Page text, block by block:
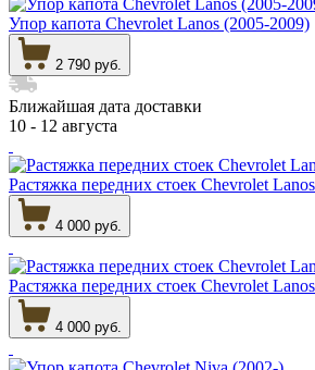
Упор капота Chevrolet Lanos (2005-2009)
2 790 руб.
Ближайшая дата доставки
10 - 12 августа
Растяжка передних стоек Chevrolet
4 000 руб.
Растяжка передних стоек Chevrolet
4 000 руб.